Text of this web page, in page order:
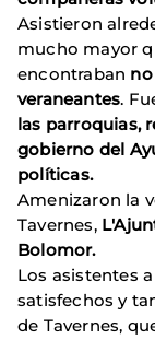
Asistieron
mucho mayor
encontraban
veraneantes.
las parroquias,
gobierno del
políticas.
Amenizaron la
Tavernes,
Bolomor.
Los asistentes
satisfechos y
de Tavernes,